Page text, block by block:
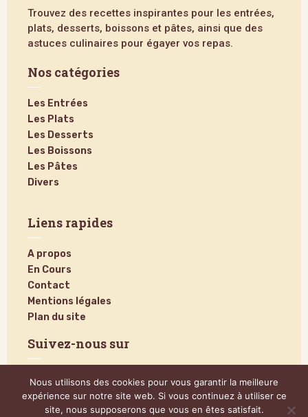
Trouvez des recettes inspirantes pour les entrées,
plats, desserts, boissons et pâtes, ainsi que des
astuces culinaires pour égayer vos repas.
Nos catégories
Les Entrées
Les Plats
Les Desserts
Les Boissons
Les Pâtes
Divers
Liens rapides
A propos
En Cours
Contact
Mentions légales
Plan du site
Suivez-nous sur
Nous utilisons des cookies pour vous garantir la meilleure
expérience sur notre site web. Si vous continuez à utiliser ce
site, nous supposerons que vous en êtes satisfait.